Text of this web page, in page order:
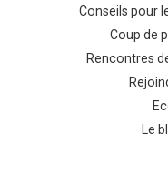
Conseils pour
Coup de
Rencontres
Le